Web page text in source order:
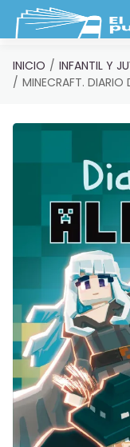
Saltar al contenido
INICIO
INFANTIL Y
MINECRAFT. DIARIO